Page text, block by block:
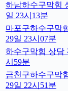
하남하수구막힘
일 23시13분
마포구하수구막
29일 23시07분
하수구막힘 상담
시59분
금천구하수구막
29일 22시51분